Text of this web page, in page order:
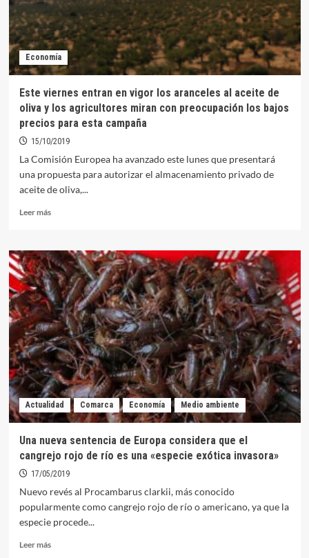
Economía
Este viernes entran en vigor los aranceles al aceite de
oliva y los agricultores miran con preocupación los bajos
precios para esta campaña
15/10/2019
La Comisión Europea ha avanzado este lunes que presentará
una propuesta para autorizar el almacenamiento privado de
aceite de oliva,...
Leer másLeer
Este
viernes
entran
en
vigor
los
aranceles
al
aceite
de
oliva
y
los
agricultores
con
preocupación
los
precios
para
esta
Actualidad Comarca Economía Medio ambiente
Una nueva sentencia de Europa considera que el
cangrejo rojo de río es una «especie exótica invasora»
17/05/2019
Nuevo revés al Procambarus clarkii, más conocido
popularmente como cangrejo rojo de río o americano, ya que la
especie procede...
Leer másLeer